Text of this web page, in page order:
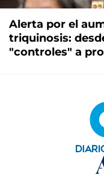
Alerta por el
triquinosis:
"controles" a